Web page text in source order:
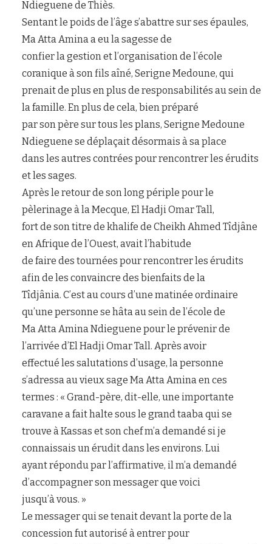
Ndieguene de Thiès.
Sentant le poids de l’âge s’abattre sur ses épaules,
Ma Atta Amina a eu la sagesse de
confier la gestion et l’organisation de l’école
coranique à son fils aîné, Serigne Medoune, qui
prenait de plus en plus de responsabilités au sein de
la famille. En plus de cela, bien préparé
par son père sur tous les plans, Serigne Medoune
Ndieguene se déplaçait désormais à sa place
dans les autres contrées pour rencontrer les érudits
et les sages.
Après le retour de son long périple pour le
pèlerinage à la Mecque, El Hadji Omar Tall,
fort de son titre de khalife de Cheikh Ahmed Tîdjâne
en Afrique de l’Ouest, avait l’habitude
de faire des tournées pour rencontrer les érudits
afin de les convaincre des bienfaits de la
Tîdjânia. C’est au cours d’une matinée ordinaire
qu’une personne se hâta au sein de l’école de
Ma Atta Amina Ndieguene pour le prévenir de
l’arrivée d’El Hadji Omar Tall. Après avoir
effectué les salutations d’usage, la personne
s’adressa au vieux sage Ma Atta Amina en ces
termes : « Grand-père, dit-elle, une importante
caravane a fait halte sous le grand taaba qui se
trouve à Kassas et son chef m’a demandé si je
connaissais un érudit dans les environs. Lui
ayant répondu par l’affirmative, il m’a demandé
d’accompagner son messager que voici
jusqu’à vous. »
Le messager qui se tenait devant la porte de la
concession fut autorisé à entrer pour